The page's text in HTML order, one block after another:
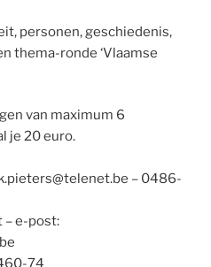
personen, geschiedenis,
thema-ronde ‘Vlaamse
van maximum 6
je 20 euro.
– 0486-
– e-post:
74